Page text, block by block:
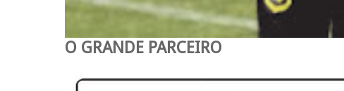
O GRANDE PARCEIRO